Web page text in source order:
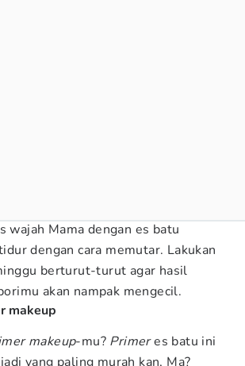
wajah Mama dengan es batu
dengan cara memutar. Lakukan
berturut-turut agar hasil
akan nampak mengecil.
makeup
makeup-mu? Primeres batu ini
yang paling murah kan, Ma?